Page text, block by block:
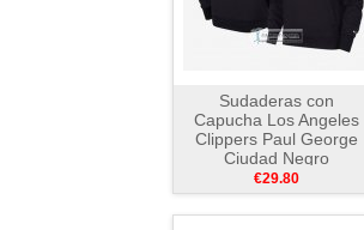
Sudaderas con
Capucha Los Angeles
Clippers Paul George
Ciudad Negro
€29.80